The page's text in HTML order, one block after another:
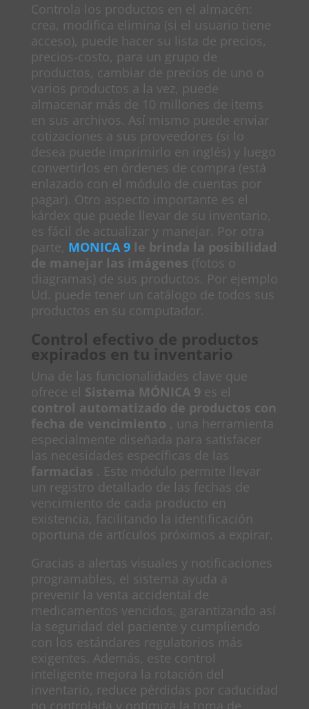
Controla los productos en el almacén:
crea, modifica elimina (si el usuario tiene
acceso), puede hacer su lista de precios,
precios-costo, para un grupo de
productos, cambiar de precios de uno o
varios productos a la vez, puede
almacenar más de 10 millones de items
en sus archivos. Así mismo puede enviar
cotizaciones a sus proveedores (si lo
desea puede imprimirlo en inglés) y luego
convertirlos en órdenes de compra (está
enlazado con el módulo de cuentas por
pagar). Otro aspecto importante es el
kárdex que puede llevar de su inventario,
es fácil de actualizar y manejar. Por otra
parte, MONICA 9le brinda la posibilidad
de manejar las imágenes (fotos o
diagramas) de sus productos. Por ejemplo
Ud. puede tener un catálogo de todos sus
productos en su computador.
Control efectivo de productos
expirados en tu inventario
Una de las funcionalidades clave que
ofrece el Sistema MÓNICA 9 es el
control automatizado de productos con
fecha de vencimiento , una herramienta
especialmente diseñada para satisfacer
las necesidades específicas de las
farmacias . Este módulo permite llevar
un registro detallado de las fechas de
vencimiento de cada producto en
existencia, facilitando la identificación
oportuna de artículos próximos a expirar.
Gracias a alertas visuales y notificaciones
programables, el sistema ayuda a
prevenir la venta accidental de
medicamentos vencidos, garantizando así
la seguridad del paciente y cumpliendo
con los estándares regulatorios más
exigentes. Además, este control
inteligente mejora la rotación del
inventario, reduce pérdidas por caducidad